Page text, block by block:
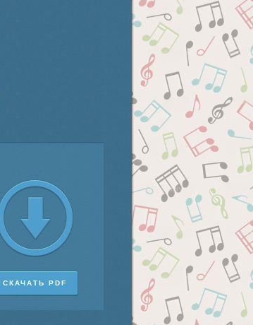
СКАЧАТЬ PDF